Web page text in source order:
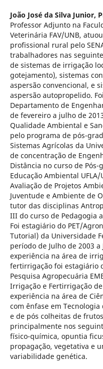
João José da Silva Junior,
Professor Adjunto na
Veterinária FAV/UNB,
profissional rural pelo
trabalhadores nas
de sistemas de irrigação
gotejamento), sistemas
aspersão convencional, e
aspersão autopropelido.
Departamento de
de fevereiro a julho de
Qualidade Ambiental e
pelo programa de pós-
Sistemas Agrícolas da
de concentração de
Distância no curso de Pós-
Educação Ambiental
Avaliação de Projetos
Juventude e Ambiente de
tutor das disciplinas
III do curso de Pedagogia
Foi estagiário do PET/
Tutorial) da Universidade
período de Julho de 2003 a
experiência na área de
fertirrigação foi estagiário
Pesquisa Agropecuária
Irrigação e Fertirrigação
experiência na área de
com ênfase em
e de pós colheitas de
principalmente nos
físico-química, opuntia
propagação, vegetativa e
variabilidade genética.